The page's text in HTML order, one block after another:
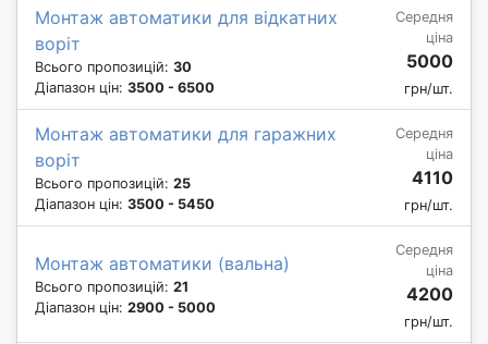
Монтаж автоматики для відкатних
воріт
Всього пропозицій: 30
Діапазон цін: 3500 - 6500
Середня
ціна
5000
грн/шт.
Монтаж автоматики для гаражних
воріт
Всього пропозицій: 25
Діапазон цін: 3500 - 5450
Середня
ціна
4110
грн/шт.
Монтаж автоматики (вальна)
Всього пропозицій: 21
Діапазон цін: 2900 - 5000
Середня
ціна
4200
грн/шт.